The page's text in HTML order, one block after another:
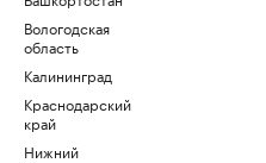
Вологодская
область
Калининград
Краснодарский
край
Нижний